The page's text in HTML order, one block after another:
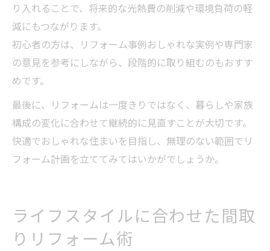
り入れることで、将来的な光熱費の削減や環境負荷の軽
減にもつながります。
初心者の方は、リフォーム事例おしゃれな実例や専門家
の意見を参考にしながら、段階的に取り組むのもおすす
めです。
最後に、リフォームは一度きりではなく、暮らしや家族
構成の変化に合わせて継続的に見直すことが大切です。
快適でおしゃれな住まいを目指し、無理のない範囲でリ
フォーム計画を立ててみてはいかがでしょうか。
ライフスタイルに合わせた間取
りリフォーム術